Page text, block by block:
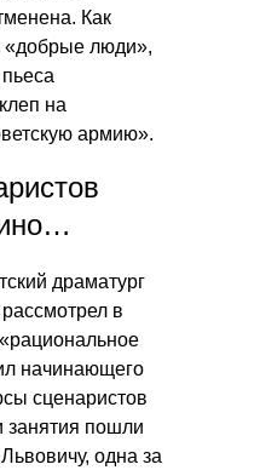
Как
«добрые люди»,
на
армию».
драматург
в
начинающего
сценаристов
занятия пошли
одна за